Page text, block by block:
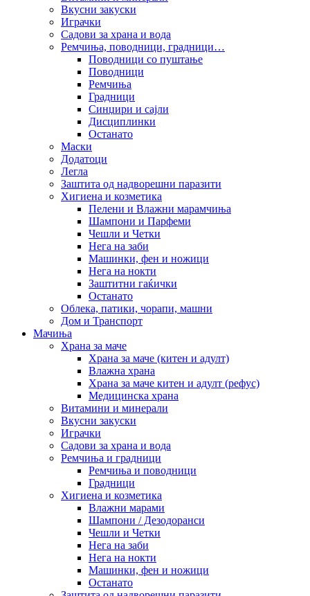
Вкусни закуски
Играчки
Садови за храна и вода
Ремчиња, поводници, градници…
Поводници со пуштање
Поводници
Ремчиња
Градници
Синџири и сајли
Дисциплинки
Останато
Маски
Додатоци
Легла
Заштита од надворешни паразити
Хигиена и козметика
Пелени и Влажни марамчиња
Шампони и Парфеми
Чешли и Четки
Нега на заби
Машинки, фен и ножици
Нега на нокти
Заштитни гаќички
Останато
Облека, патики, чорапи, машни
Дом и Транспорт
Мачиња
Храна за маче
Храна за маче (китен и адулт)
Влажна храна
Храна за маче китен и адулт (рефус)
Медицинска храна
Витамини и минерали
Вкусни закуски
Играчки
Садови за храна и вода
Ремчиња и градници
Ремчиња и поводници
Градници
Хигиена и козметика
Влажни марами
Шампони / Дезодоранси
Чешли и Четки
Нега на заби
Нега на нокти
Машинки, фен и ножици
Останато